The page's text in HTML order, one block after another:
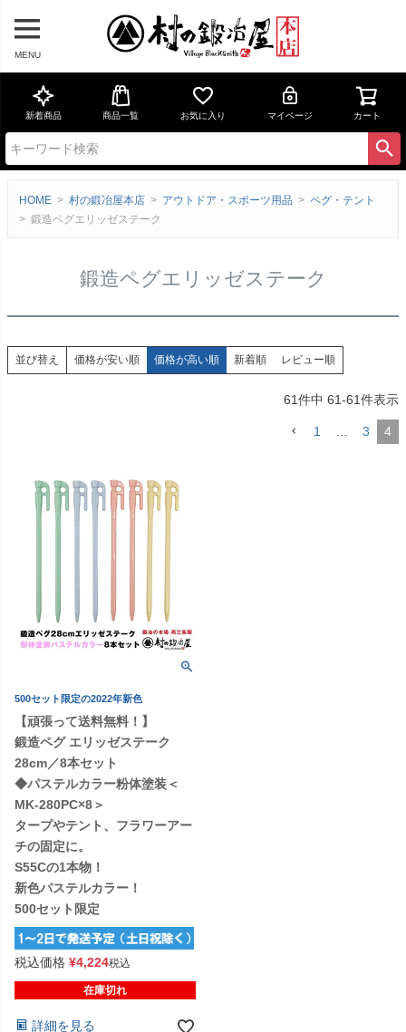
MENU
新着商品 商品一覧 お気に入り マイページ カート
HOME 村の鍛冶屋本店 アウトドア・スポーツ用品
ペグ・テント
鍛造ペグエリッゼステーク
鍛造ペグエリッゼステーク
並び替え 価格が安い順 価格が高い順 新着順 レビュー順
61件中 61-61件表示
1 3 4
500セット限定の2022年新色
【頑張って送料無料！】
鍛造ペグ エリッゼステーク
28cm／8本セット
◆パステルカラー粉体塗装＜
MK-280PC×8＞
タープやテント、フラワーアー
チの固定に。
S55Cの1本物！
新色パステルカラー！
500セット限定
税込価格 ¥4,224税込
在庫切れ
詳細を見る